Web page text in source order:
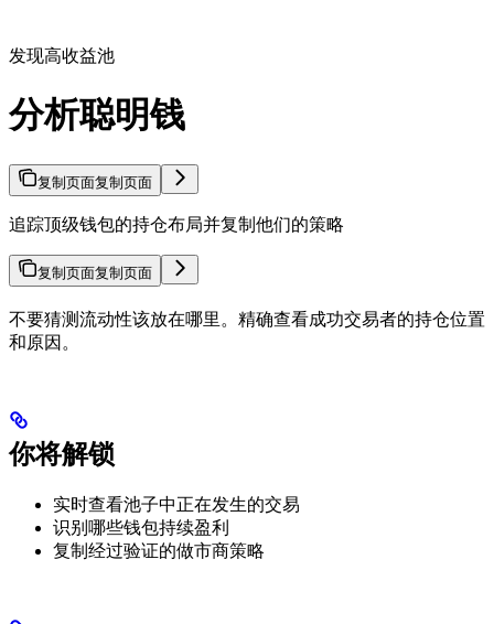
发现高收益池
分析聪明钱
复制页面复制页面
追踪顶级钱包的持仓布局并复制他们的策略
复制页面复制页面
不要猜测流动性该放在哪里。精确查看成功交易者的持仓位置
和原因。
你将解锁
实时查看池子中正在发生的交易
识别哪些钱包持续盈利
复制经过验证的做市商策略